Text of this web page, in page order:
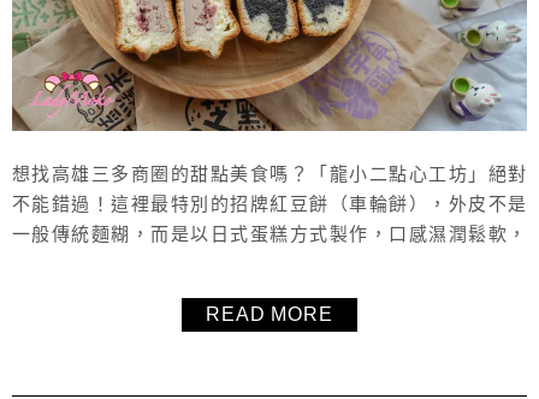
想找高雄三多商圈的甜點美食嗎？「龍小二點心工坊」絕對
不能錯過！這裡最特別的招牌紅豆餅（車輪餅），外皮不是
一般傳統麵糊，而是以日式蛋糕方式製作，口感濕潤鬆軟，
或創意口味都深受喜愛，價格親民、份量扎實，超高CP值！
店家嚴選食材、重視食安，讓人吃得安心又滿足。此外還有
READ MORE